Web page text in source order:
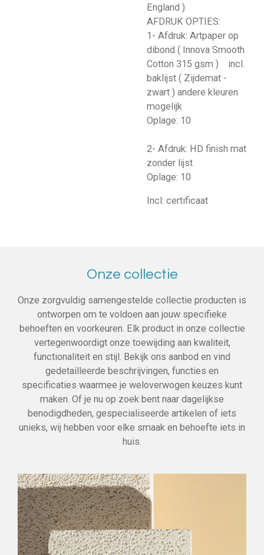
England )
AFDRUK OPTIES:
1- Afdruk: Artpaper op
dibond ( Innova Smooth
Cotton 315 gsm ) incl.
baklijst ( Zijdemat -
zwart ) andere kleuren
mogelijk
Oplage: 10
2- Afdruk: HD finish mat
zonder lijst
Oplage: 10
Incl: certificaat
Onze collectie
Onze zorgvuldig samengestelde collectie producten is
ontworpen om te voldoen aan jouw specifieke
behoeften en voorkeuren. Elk product in onze collectie
vertegenwoordigt onze toewijding aan kwaliteit,
functionaliteit en stijl. Bekijk ons aanbod en vind
gedetailleerde beschrijvingen, functies en
specificaties waarmee je weloverwogen keuzes kunt
maken. Of je nu op zoek bent naar dagelijkse
benodigdheden, gespecialiseerde artikelen of iets
unieks, wij hebben voor elke smaak en behoefte iets in
huis.